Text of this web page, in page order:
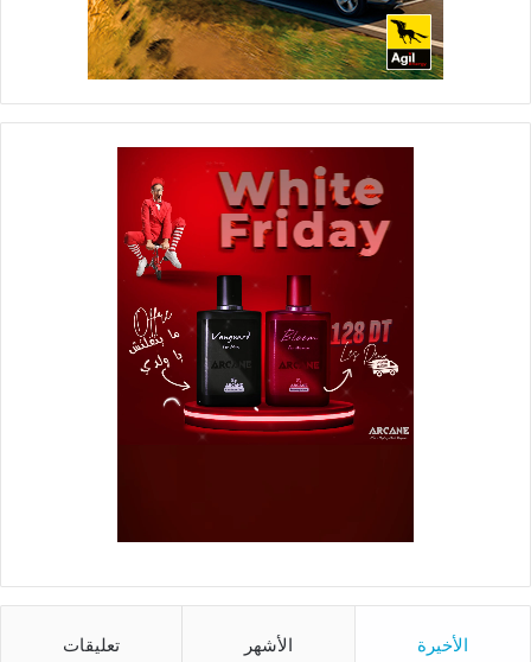
الأخيرة الأشهر تعليقات